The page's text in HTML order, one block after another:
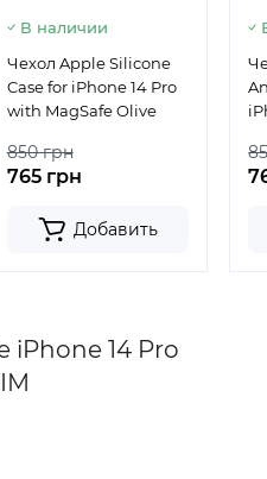
В наличии
Чехол Apple Silicone
Case for iPhone 14 Pro
with MagSafe Olive
850 грн
765 грн
Добавить
14 Pro